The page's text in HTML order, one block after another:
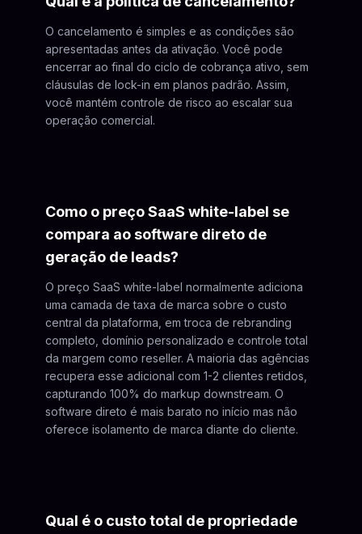
O cancelamento é simples e as condições são
apresentadas antes da ativação. Você pode
encerrar ao final do ciclo de cobrança ativo, sem
cláusulas de lock-in em planos padrão. Assim,
você mantém controle de risco ao escalar sua
operação comercial.
Como o preço SaaS white-label se
compara ao software direto de
geração de leads?
O preço SaaS white-label normalmente adiciona
uma camada de taxa de marca sobre o custo
central da plataforma, em troca de rebranding
completo, domínio personalizado e controle total
da margem como reseller. A maioria das agências
recupera esse adicional com 1-2 clientes retidos,
capturando 100% do markup downstream. O
software direto é mais barato no início mas não
oferece isolamento de marca diante do cliente.
Qual é o custo total de propriedade